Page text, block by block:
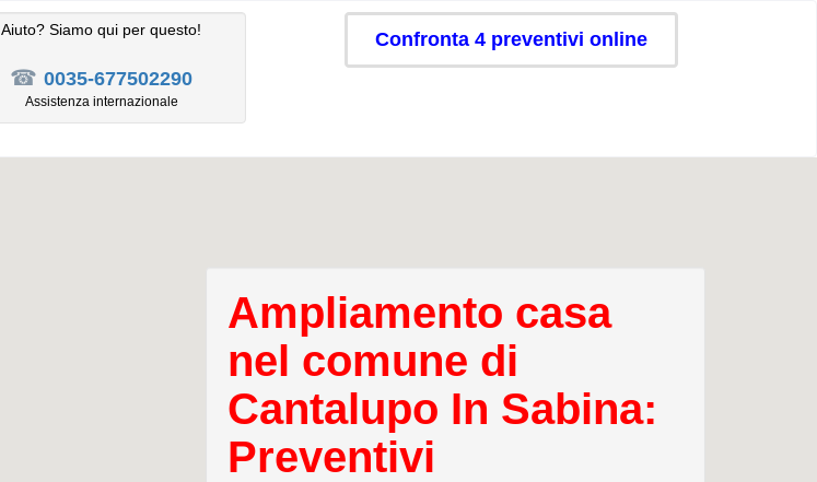
Aiuto? Siamo qui per questo!
☎ 0035-677502290
Assistenza internazionale
Confronta 4 preventivi online
Ampliamento casa
nel comune di
Cantalupo In Sabina:
Preventivi